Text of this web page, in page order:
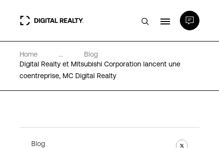
Data Centers
PlatformDIGITAL®
Home ...
Blog
Digital Realty et Mitsubishi Corporation lancent une
coentreprise, MC Digital Realty
Blog